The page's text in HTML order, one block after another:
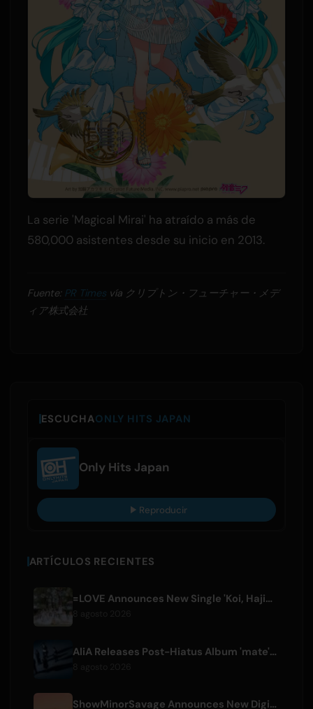
La serie 'Magical Mirai' ha atraído a más de
580,000 asistentes desde su inicio en 2013.
Fuente: PR Timesvía クリプトン・フューチャー・メデ
ィア株式会社
ESCUCHAONLY HITS JAPAN
Only Hits Japan
Reproducir
ARTÍCULOS RECIENTES
=LOVE Announces New Single 'Koi, Hajimemashita.' and Tokyo Dome Concerts
AliA Releases Post-Hiatus Album 'mate', Announces Tokyo Live
ShowMinorSavage Announces New Digital Single 'Gradation'